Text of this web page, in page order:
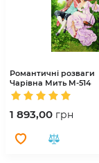
Романтичні розваги
Чарівна Мить М-514
1 893,00 грн